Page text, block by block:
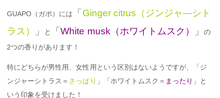
GUAPO（ガポ）には 「 Ginger citrus（ジンジャ―シト
ラス）
」 と 「White musk（ホワイトムスク） 」の
2つの香りがあります！
特にどちらが男性用、女性用という区別はないようですが、「ジ
ンジャーシトラス＝ さっぱり 」「ホワイトムスク＝ まったり 」と
いう印象を受けました！